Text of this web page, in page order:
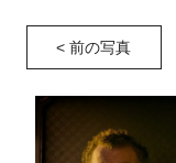
< 前の写真